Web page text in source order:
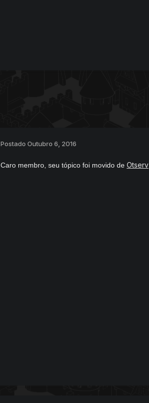
Postado Outubro 6, 2016
Caro membro, seu tópico foi movido de Otserv